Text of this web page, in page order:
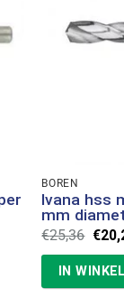
BOREN
Ivana hss
mm
€25,36
prijs
€
IN